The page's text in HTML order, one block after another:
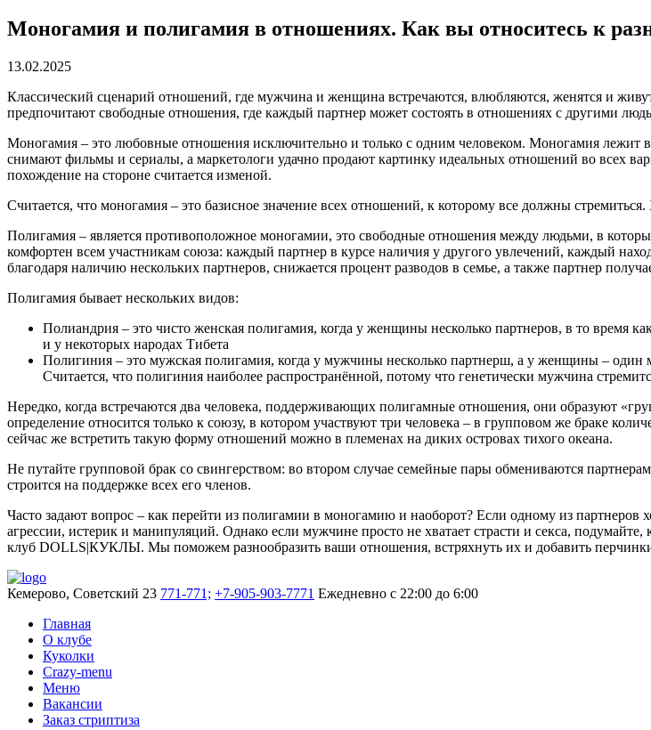
Моногамия и полигамия в отношениях. Как вы относитесь к
13.02.2025
Классический сценарий отношений, где мужчина и женщина встречаются, влюбляются, женятся и
предпочитают свободные отношения, где каждый партнер может состоять в отношениях с другими
Моногамия – это любовные отношения исключительно и только с одним человеком. Моногамия лежит
снимают фильмы и сериалы, а маркетологи удачно продают картинку идеальных отношений во всех
похождение на стороне считается изменой.
Считается, что моногамия – это базисное значение всех отношений, к которому все должны
Полигамия – является противоположное моногамии, это свободные отношения между людьми, в
комфортен всем участникам союза: каждый партнер в курсе наличия у другого увлечений, каждый
благодаря наличию нескольких партнеров, снижается процент разводов в семье, а также партнер
Полигамия бывает нескольких видов:
Полиандрия – это чисто женская полигамия, когда у женщины несколько партнеров, в то
и у некоторых народах Тибета
Полигиния – это мужская полигамия, когда у мужчины несколько партнерш, а у женщины –
Считается, что полигиния наиболее распространённой, потому что генетически мужчина
Нередко, когда встречаются два человека, поддерживающих полигамные отношения, они образуют
определение относится только к союзу, в котором участвуют три человека – в групповом же браке
сейчас же встретить такую форму отношений можно в племенах на диких островах тихого океана.
Не путайте групповой брак со свингерством: во втором случае семейные пары обмениваются
строится на поддержке всех его членов.
Часто задают вопрос – как перейти из полигамии в моногамию и наоборот? Если одному из партнеров
агрессии, истерик и манипуляций. Однако если мужчине просто не хватает страсти и секса,
клуб DOLLS|КУКЛЫ. Мы поможем разнообразить ваши отношения, встряхнуть их и добавить
Кемерово, Советский 23 771-771; +7-905-903-7771 Ежедневно с 22:00 до 6:00
Главная
О клубе
Куколки
Crazy-menu
Меню
Вакансии
Заказ стриптиза